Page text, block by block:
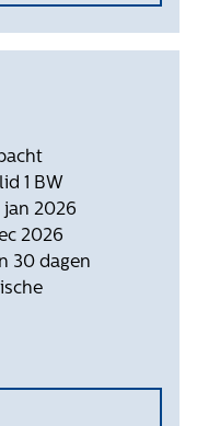
1 BW
jan 2026
2026
30 dagen